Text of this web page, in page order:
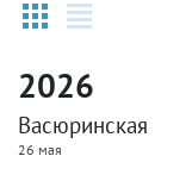
2026
Васюринская
26 мая